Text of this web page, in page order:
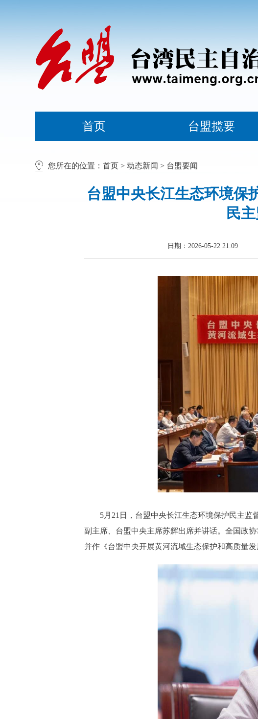
首页 台盟揽要
您所在的位置： 首页 > 动态新闻 > 台盟要闻
台盟中央长江生态环境保
民
日期：2026-05-22 21:09
5月21日，台盟中央长江生态环境保护民主
副主席、台盟中央主席苏辉出席并讲话。全国政
并作《台盟中央开展黄河流域生态保护和高质量